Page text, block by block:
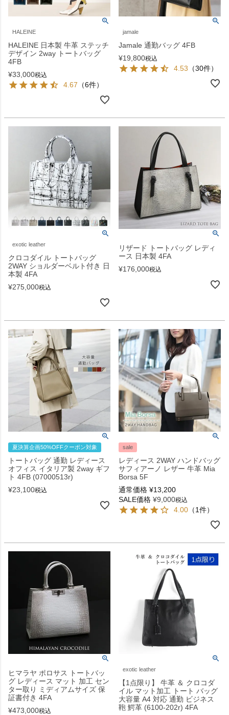
HALEINE
HALEINE 日本製 牛革 ステッチ
デザイン 2way トートバッグ
4FB
¥33,000税込
4.67 （6件）
jamale
Jamale 通勤バッグ 4FB
¥19,800税込
4.53 （30件）
exotic leather
クロコダイル トートバッグ
2WAY ショルダーベルト付き 日
本製 4FA
¥275,000税込
リザード トートバッグ レディ
ース 日本製 4FA
¥176,000税込
夏決算企画50%OFFクーポン対象
トートバッグ 通勤 レディース
オフィス イタリア製 2way ギフ
ト 4FB (07000513r)
¥23,100税込
sale
レディース 2WAY ハンドバッグ
サフィアーノ レザー 牛革 Mia
Borsa 5F
通常価格 ¥13,200
SALE価格 ¥9,000税込
4.00 （1件）
ヒマラヤ ポロサス トートバッ
グ レディース マット 加工 セン
ター取り ミディアムサイズ 保
証書付き 4FA
¥473,000税込
exotic leather
【1点限り】 牛革 ＆ クロコダ
イル マット加工 トート バッグ
大容量 A4 対応 通勤 ビジネス
鞄 鰐革 (6100-202r) 4FA